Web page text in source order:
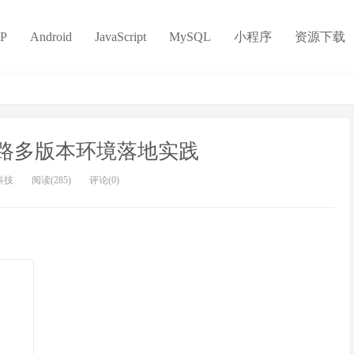
Android JavaScript MySQL 小程序 资源下载
多版本环境落地实践
技 阅读(285) 评论(0)